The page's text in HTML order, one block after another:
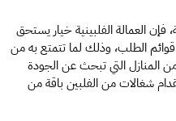
إذا كنت تبحث عن الجودة والاحترافية، فإن العمالة الفلبينية خيار يستحق
التفكير. تتصدر العمالة الفلبينية دائماً قوائم الطلب، وذلك لما تتمتع به من
سمات تجعلها الخيار المفضل للكثير من المنازل التي تبحث عن الجودة
والاحترافية في العمل، حيث يوفر استقدام شغالات من الفلبين باقة من